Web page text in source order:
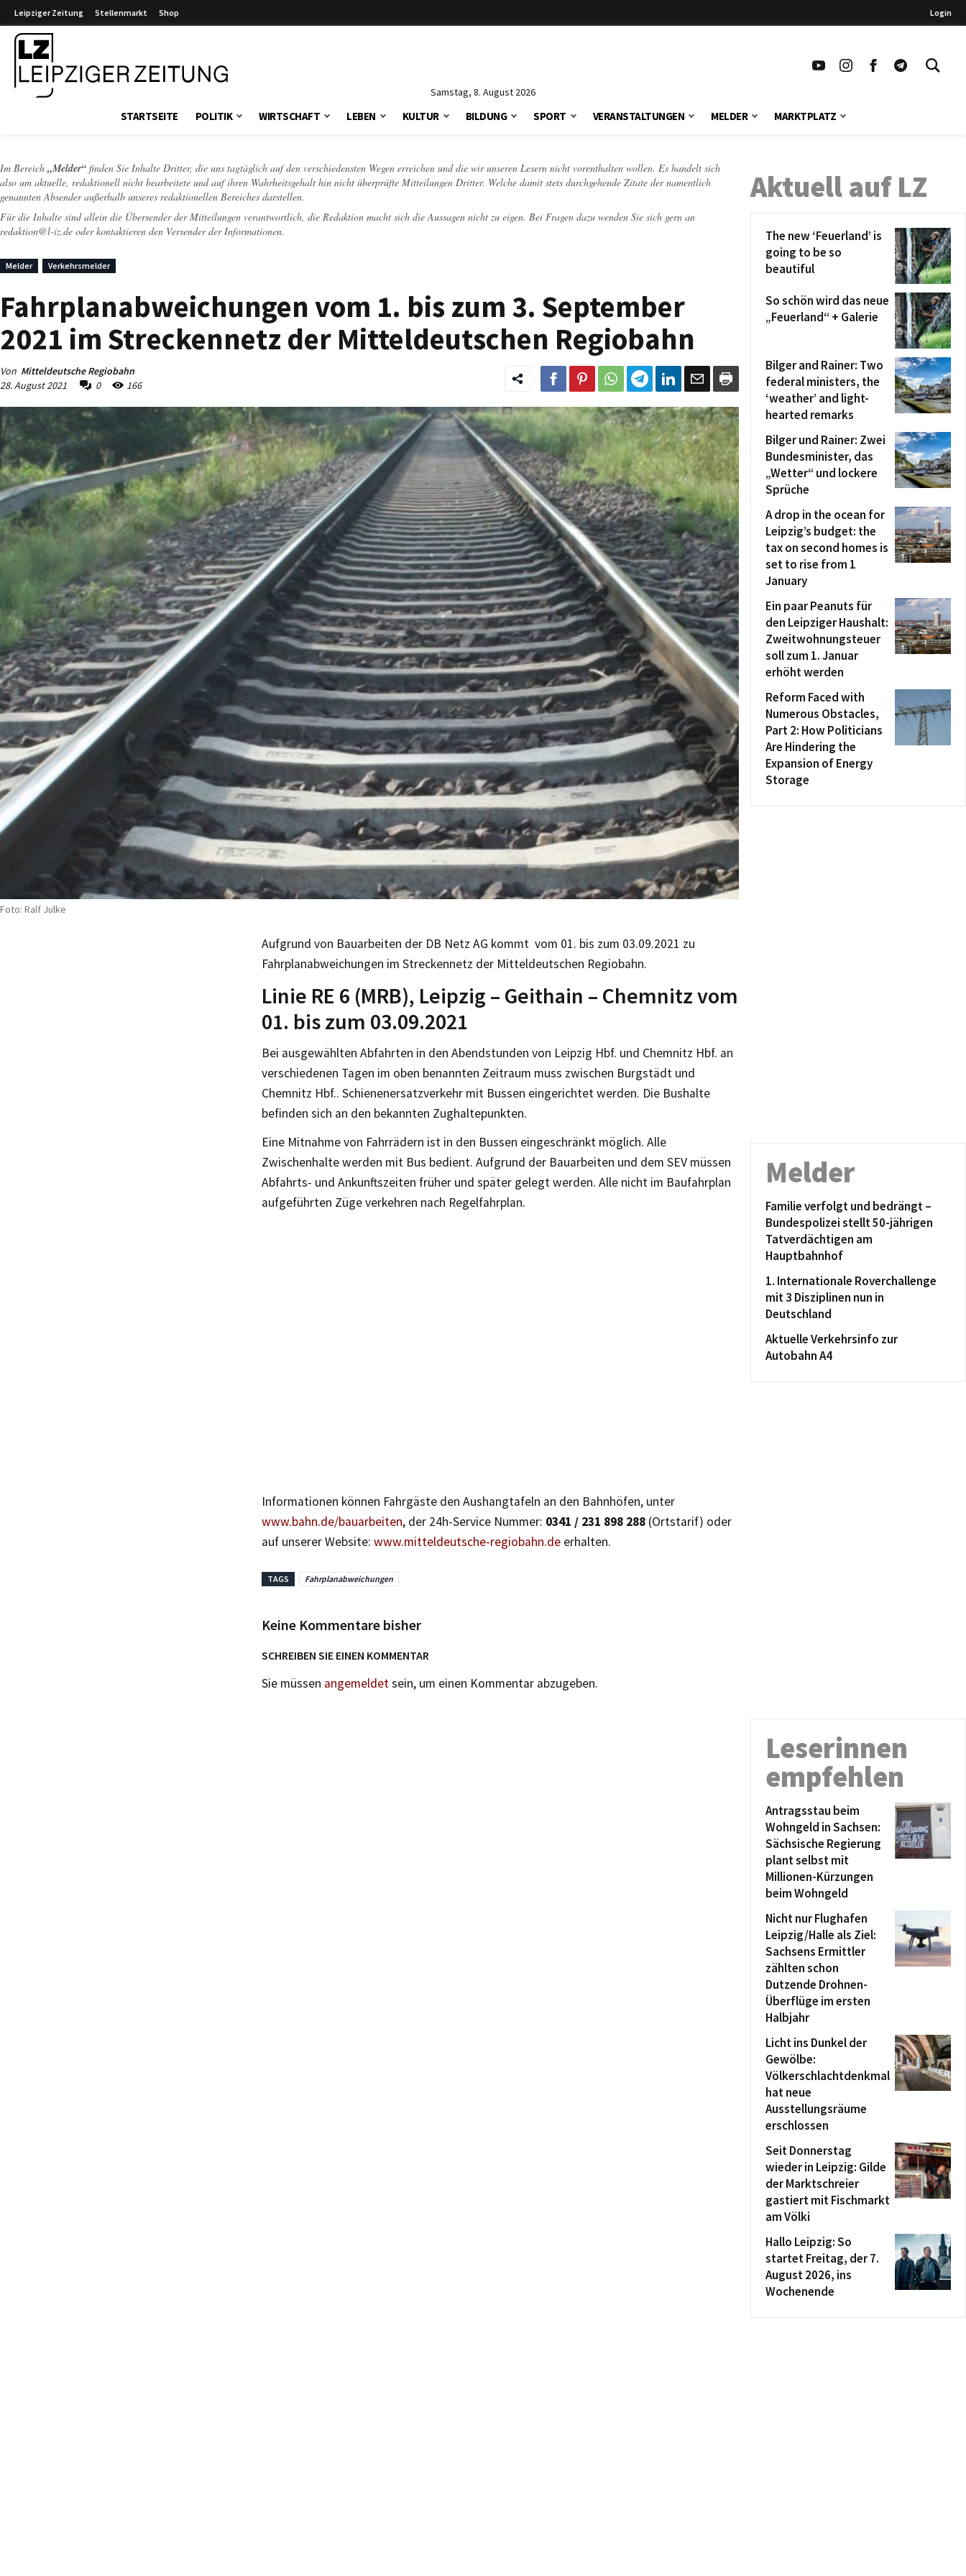
Leipziger Zeitung Stellenmarkt Shop Login
Samstag, 8. August 2026
STARTSEITE POLITIK WIRTSCHAFT LEBEN KULTUR BILDUNG SPORT VERANSTALTUNGEN MELDER MARKTPLATZ
Im Bereich „Melder“ finden Sie Inhalte Dritter, die uns tagtäglich auf den verschiedensten Wegen erreichen und die wir unseren Lesern nicht vorenthalten wollen. Es handelt sich
also um aktuelle, redaktionell nicht bearbeitete und auf ihren Wahrheitsgehalt hin nicht überprüfte Mitteilungen Dritter. Welche damit stets durchgehende Zitate der namentlich
genannten Absender außerhalb unseres redaktionellen Bereiches darstellen.
Für die Inhalte sind allein die Übersender der Mitteilungen verantwortlich, die Redaktion macht sich die Aussagen nicht zu eigen. Bei Fragen dazu wenden Sie sich gern an
redaktion@l-iz.de oder kontaktieren den Versender der Informationen.
Melder Verkehrsmelder
Fahrplanabweichungen vom 1. bis zum 3. September
2021 im Streckennetz der Mitteldeutschen Regiobahn
Von Mitteldeutsche Regiobahn
28. August 2021
0 166
Foto: Ralf Julke
Aufgrund von Bauarbeiten der DB Netz AG kommt vom 01. bis zum 03.09.2021 zu
Fahrplanabweichungen im Streckennetz der Mitteldeutschen Regiobahn.
Linie RE 6 (MRB), Leipzig – Geithain – Chemnitz vom
01. bis zum 03.09.2021
Bei ausgewählten Abfahrten in den Abendstunden von Leipzig Hbf. und Chemnitz Hbf. an
verschiedenen Tagen im oben benannten Zeitraum muss zwischen Burgstädt und
Chemnitz Hbf.. Schienenersatzverkehr mit Bussen eingerichtet werden. Die Bushalte
befinden sich an den bekannten Zughaltepunkten.
Eine Mitnahme von Fahrrädern ist in den Bussen eingeschränkt möglich. Alle
Zwischenhalte werden mit Bus bedient. Aufgrund der Bauarbeiten und dem SEV müssen
Abfahrts- und Ankunftszeiten früher und später gelegt werden. Alle nicht im Baufahrplan
aufgeführten Züge verkehren nach Regelfahrplan.
Informationen können Fahrgäste den Aushangtafeln an den Bahnhöfen, unter
www.bahn.de/bauarbeiten, der 24h-Service Nummer: 0341 / 231 898 288 (Ortstarif) oder
auf unserer Website: www.mitteldeutsche-regiobahn.de erhalten.
TAGS Fahrplanabweichungen
Keine Kommentare bisher
SCHREIBEN SIE EINEN KOMMENTAR
Sie müssen angemeldetsein, um einen Kommentar abzugeben.
Aktuell auf LZ
The new ‘Feuerland’ is
going to be so
beautiful
So schön wird das neue
„Feuerland“ + Galerie
Bilger and Rainer: Two
federal ministers, the
‘weather’ and light-
hearted remarks
Bilger und Rainer: Zwei
Bundesminister, das
„Wetter“ und lockere
Sprüche
A drop in the ocean for
Leipzig’s budget: the
tax on second homes is
set to rise from 1
January
Ein paar Peanuts für
den Leipziger Haushalt:
Zweitwohnungsteuer
soll zum 1. Januar
erhöht werden
Reform Faced with
Numerous Obstacles,
Part 2: How Politicians
Are Hindering the
Expansion of Energy
Storage
Melder
Familie verfolgt und bedrängt –
Bundespolizei stellt 50-jährigen
Tatverdächtigen am
Hauptbahnhof
1. Internationale Roverchallenge
mit 3 Disziplinen nun in
Deutschland
Aktuelle Verkehrsinfo zur
Autobahn A4
Leserinnen
empfehlen
Antragsstau beim
Wohngeld in Sachsen:
Sächsische Regierung
plant selbst mit
Millionen-Kürzungen
beim Wohngeld
Nicht nur Flughafen
Leipzig/Halle als Ziel:
Sachsens Ermittler
zählten schon
Dutzende Drohnen-
Überflüge im ersten
Halbjahr
Licht ins Dunkel der
Gewölbe:
Völkerschlachtdenkmal
hat neue
Ausstellungsräume
erschlossen
Seit Donnerstag
wieder in Leipzig: Gilde
der Marktschreier
gastiert mit Fischmarkt
am Völki
Hallo Leipzig: So
startet Freitag, der 7.
August 2026, ins
Wochenende